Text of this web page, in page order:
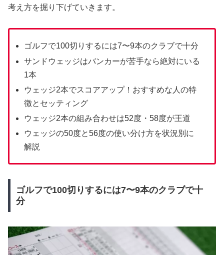
考え方を掘り下げていきます。
ゴルフで100切りするには7〜9本のクラブで十分
サンドウェッジはバンカーが苦手なら絶対にいる
1本
ウェッジ2本でスコアアップ！おすすめな人の特
徴とセッティング
ウェッジ2本の組み合わせは52度・58度が王道
ウェッジの50度と56度の使い分け方を状況別に
解説
ゴルフで100切りするには7〜9本のクラブで十
分